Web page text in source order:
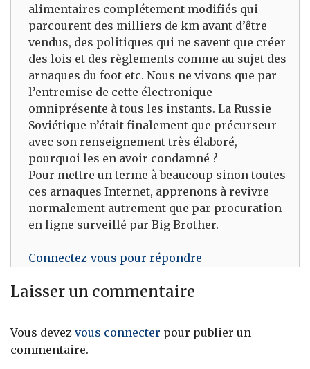
alimentaires complétement modifiés qui
parcourent des milliers de km avant d’être
vendus, des politiques qui ne savent que créer
des lois et des règlements comme au sujet des
arnaques du foot etc. Nous ne vivons que par
l’entremise de cette électronique
omniprésente à tous les instants. La Russie
Soviétique n’était finalement que précurseur
avec son renseignement très élaboré,
pourquoi les en avoir condamné ?
Pour mettre un terme à beaucoup sinon toutes
ces arnaques Internet, apprenons à revivre
normalement autrement que par procuration
en ligne surveillé par Big Brother.
Connectez-vous pour répondre
Laisser un commentaire
Vous devez vous connecter pour publier un
commentaire.